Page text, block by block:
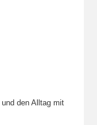
den Alltag mit